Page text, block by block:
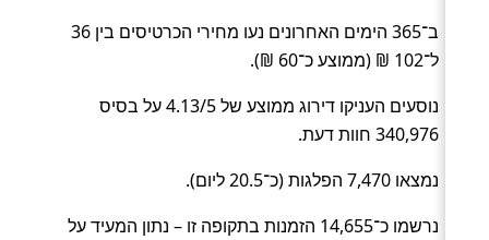
ב־365 הימים האחרונים נעו מחירי הכרטיסים בין 36
ל־102 ₪ (ממוצע כ־60 ₪).
נוסעים העניקו דירוג ממוצע של 4.13/5 על בסיס
340,976 חוות דעת.
נמצאו 7,470 הפלגות (כ־20.5 ליום).
נרשמו כ־14,655 הזמנות בתקופה זו – נתון המעיד על